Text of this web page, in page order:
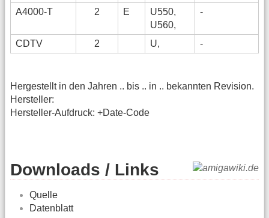
A4000-T
2 E
U550,
U560,
-
CDTV 2 U, -
Hergestellt in den Jahren .. bis .. in .. bekannten Revision.
Hersteller:
Hersteller-Aufdruck: +Date-Code
Downloads / Links
Quelle
Datenblatt